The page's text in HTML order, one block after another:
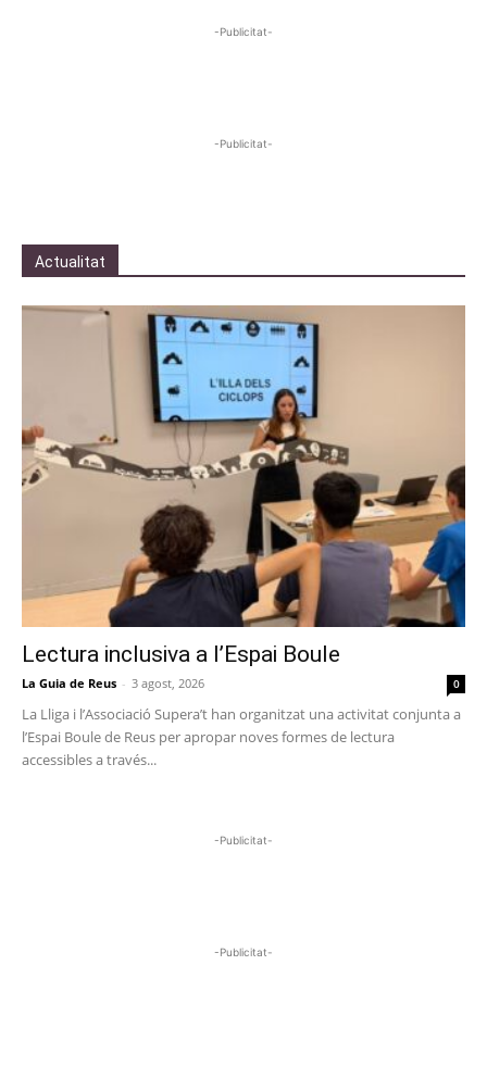
-Publicitat-
-Publicitat-
Actualitat
Lectura inclusiva a l’Espai Boule
La Guia de Reus - 3 agost, 2026 0
La Lliga i l’Associació Supera’t han organitzat una activitat conjunta a
l’Espai Boule de Reus per apropar noves formes de lectura
accessibles a través...
-Publicitat-
-Publicitat-